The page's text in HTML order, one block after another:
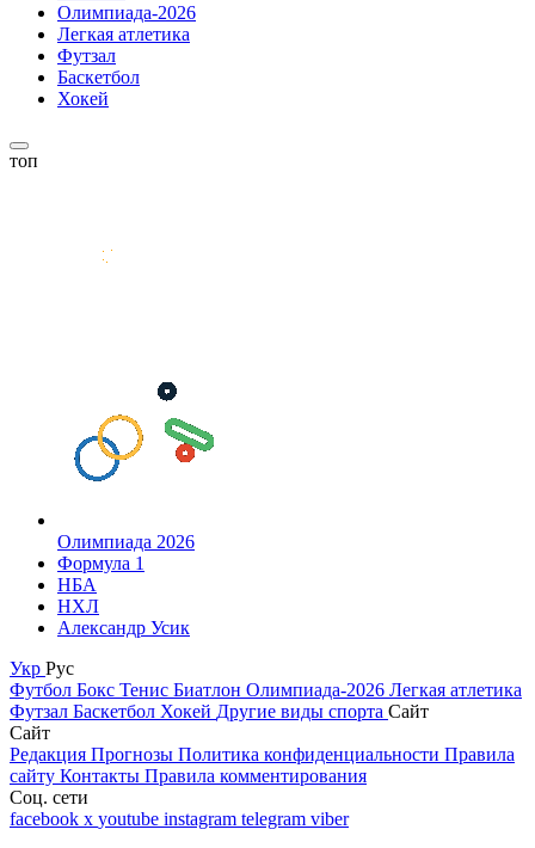
Олимпиада-2026
Легкая атлетика
Футзал
Баскетбол
Хокей
топ
Олимпиада 2026
Формула 1
НБА
НХЛ
Александр Усик
Укр Рус
Футбол Бокс Тенис Биатлон Олимпиада-2026 Легкая атлетика
Футзал Баскетбол Хокей Другие виды спорта Сайт
Сайт
Редакция Прогнозы Политика конфиденциальности Правила
сайту Контакты Правила комментирования
Соц. сети
facebook x youtube instagram telegram viber